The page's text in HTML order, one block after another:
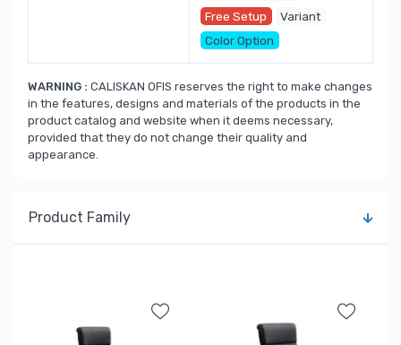
Free Setup
Variant
Color Option
WARNING : CALISKAN OFIS reserves the right to make changes
in the features, designs and materials of the products in the
product catalog and website when it deems necessary,
provided that they do not change their quality and
appearance.
Product Family